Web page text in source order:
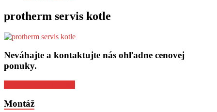
protherm servis kotle
Neváhajte a kontaktujte nás ohľadne cenovej
ponuky.
Montáž